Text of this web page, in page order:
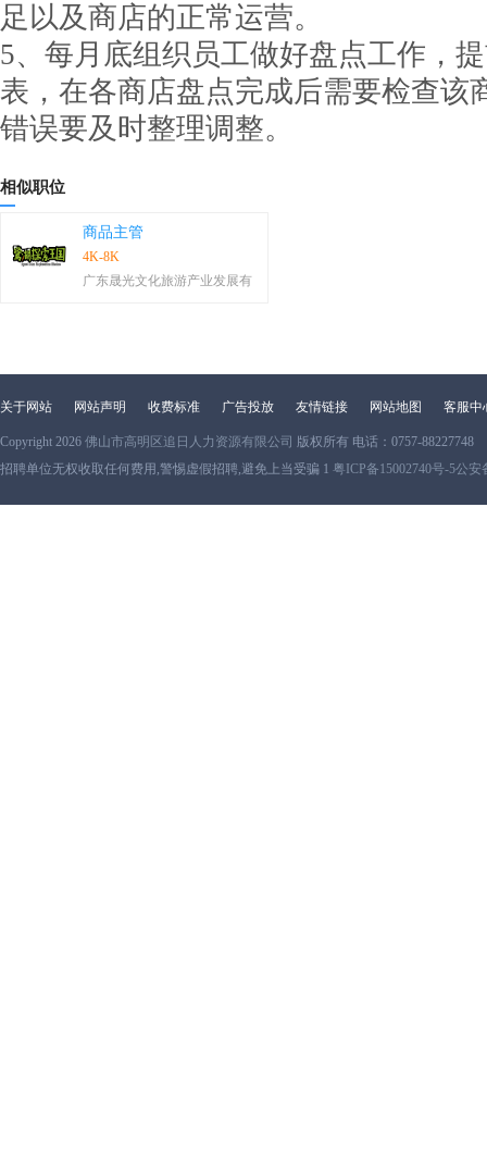
足以及商店的正常运营。
5、每月底组织员工做好盘点工作，
表，在各商店盘点完成后需要检查该
错误要及时整理调整。
相似职位
商品主管
4K-8K
广东晟光文化旅游产业发展有
关于网站 网站声明 收费标准 广告投放 友情链接 网站地图 客服中
Copyright 2026 佛山市高明区追日人力资源有限公司 版权所有 电话：0757-88227748
招聘单位无权收取任何费用,警惕虚假招聘,避免上当受骗 1 粤ICP备15002740号-5公安